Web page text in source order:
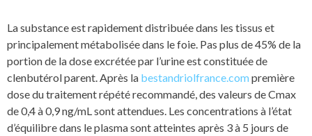
La substance est rapidement distribuée dans les tissus et
principalement métabolisée dans le foie. Pas plus de 45% de la
portion de la dose excrétée par l’urine est constituée de
clenbutérol parent. Après la bestandriolfrance.com première
dose du traitement répété recommandé, des valeurs de Cmax
de 0,4 à 0,9 ng/mL sont attendues. Les concentrations à l’état
d’équilibre dans le plasma sont atteintes après 3 à 5 jours de